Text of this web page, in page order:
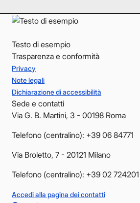
Testo di esempio
Trasparenza e conformità
Privacy
Note legali
Dichiarazione di accessibilità
Sede e contatti
Via G. B. Martini, 3 - 00198 Roma
Telefono (centralino): +39 06 84771
Via Broletto, 7 - 20121 Milano
Telefono (centralino): +39 02 724201
Accedi alla pagina dei contatti